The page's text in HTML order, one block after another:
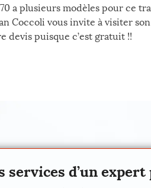
a plusieurs modèles pour ce
Coccoli vous invite à visiter
devis puisque c’est gratuit !!
services d’un